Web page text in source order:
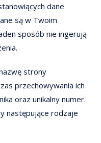
dane
są w Twoim
sposób nie ingerują
strony
przechowywania ich
oraz unikalny numer.
następujące rodzaje